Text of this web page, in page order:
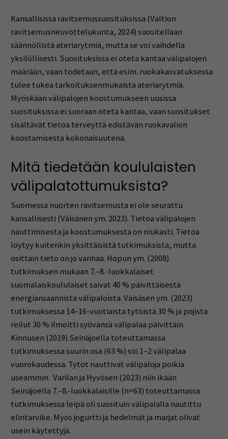
Kansallisissa ravitsemussuosituksissa (Valtion
ravitsemusneuvottelukunta, 2024) suositellaan
säännöllistä ateriarytmiä, mutta se voi vaihdella
yksilöllisesti. Suosituksissa ei oteta kantaa välipalojen
määrään, vaan todetaan, että esim. ruokakasvatuksessa
tulee tukea tarkoituksenmukaista ateriarytmiä.
Myöskään välipalojen koostumukseen uusissa
suosituksissa ei suoraan oteta kantaa, vaan suositukset
sisältävät tietoa terveyttä edistävän ruokavalion
koostamisesta kokonaisuutena.
Mitä tiedetään koululaisten
välipalatottumuksista?
Suomessa nuorten ravitsemusta ei ole seurattu
kansallisesti (Väisänen ym. 2023). Tietoa välipalojen
nauttimisesta ja koostumuksesta on niukasti. Tietoa
löytyy kuitenkin yksittäisistä tutkimuksista, mutta
osittain tieto on jo vanhaa. Hopun ym. (2008)
tutkimuksen mukaan 7.–8.-luokkalaiset
suomalaiskoululaiset saivat 40 % päivittäisestä
energiansaannista välipaloista. Väisäsen ym. (2023)
tutkimuksessa 14–16-vuotiaista tytöistä 30 % ja pojista
reilut 30 % ilmoitti syövänsä välipalaa päivittäin.
Kinnusen (2019) Seinäjoella toteuttamassa
tutkimuksessa suurin osa (63 %) söi 1–2 välipalaa
vuorokaudessa. Tytöt nauttivat välipaloja poikia
useammin. Varilan ja Hyvösen (2023) niin ikään
Seinäjoella 7.–8.-luokkalaisille (n=63) toteuttamassa
tutkimuksessa leipä oli suosituin välipalalla nautittu
elintarvike. Myös jogurtti ja hedelmät ja marjat olivat
usein käytettyjä.